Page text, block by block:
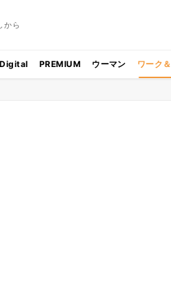
から
PREMIUM ウーマン ワーク